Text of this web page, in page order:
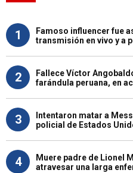
1
Famoso influencer fue
transmisión en vivo y a
2
Fallece Víctor
farándula peruana, en
3
Intentaron matar a
policial de Estados
4
Muere padre de Lionel
atravesar una larga